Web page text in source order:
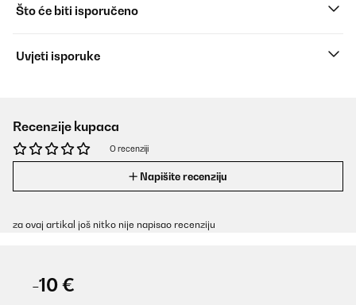
Što će biti isporučeno
Uvjeti isporuke
Recenzije kupaca
O recenziji
Napišite recenziju
za ovaj artikal još nitko nije napisao recenziju
-10 €